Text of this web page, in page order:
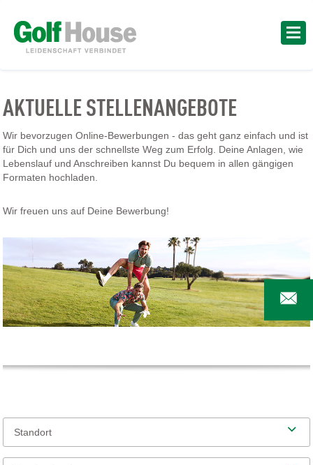
AKTUELLE STELLENANGEBOTE
Wir bevorzugen Online-Bewerbungen - das geht ganz einfach und ist
für Dich und uns der schnellste Weg zum Erfolg. Deine Anlagen, wie
Lebenslauf und Anschreiben kannst Du bequem in allen gängigen
Formaten hochladen.
Wir freuen uns auf Deine Bewerbung!
Standort